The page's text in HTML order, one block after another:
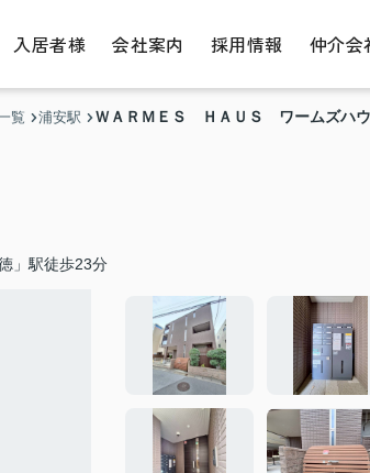
入居者様 会社案内 採用情報 仲介会
覧 浦安駅 ＷＡＲＭＥＳ ＨＡＵＳ ワームズハ
」駅徒歩23分